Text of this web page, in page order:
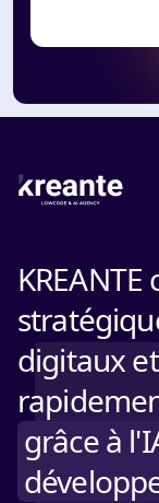
digitaux
grâce à